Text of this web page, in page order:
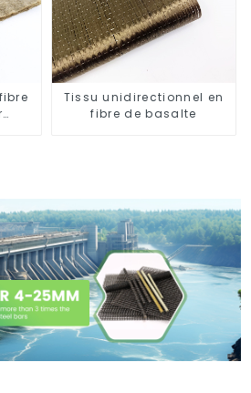
Tissu unidirectionnel en
fibre de basalte